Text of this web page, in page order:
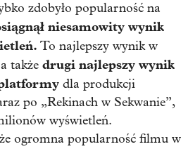
zdobyło popularność na
niesamowity wynik
To najlepszy wynik w
także drugi najlepszy wynik
dla produkcji
po „Rekinach w Sekwanie”,
wyświetleń.
ogromna popularność filmu w